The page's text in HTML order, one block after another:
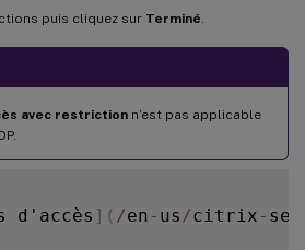
puis cliquez sur Terminé.
avec restriction n’est pas applicable
d'accès ] ( /en - us/citrix -